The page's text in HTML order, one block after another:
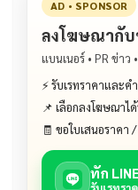
AD • SPONSOR
ลงโฆษณากั
แบนเนอร์ • PR ข่าว
⚡ รับเรทราคาและ
📌 เลือกลงโฆษณาไ
🧾 ขอใบเสนอราคา
ทัก LINE